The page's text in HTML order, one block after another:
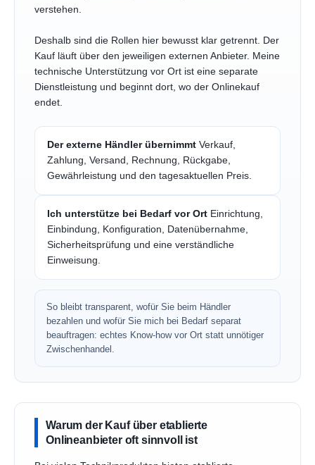
verstehen.
Deshalb sind die Rollen hier bewusst klar getrennt. Der
Kauf läuft über den jeweiligen externen Anbieter. Meine
technische Unterstützung vor Ort ist eine separate
Dienstleistung und beginnt dort, wo der Onlinekauf
endet.
Der externe Händler übernimmt Verkauf,
Zahlung, Versand, Rechnung, Rückgabe,
Gewährleistung und den tagesaktuellen Preis.
Ich unterstütze bei Bedarf vor Ort Einrichtung,
Einbindung, Konfiguration, Datenübernahme,
Sicherheitsprüfung und eine verständliche
Einweisung.
So bleibt transparent, wofür Sie beim Händler
bezahlen und wofür Sie mich bei Bedarf separat
beauftragen: echtes Know-how vor Ort statt unnötiger
Zwischenhandel.
Warum der Kauf über etablierte
Onlineanbieter oft sinnvoll ist